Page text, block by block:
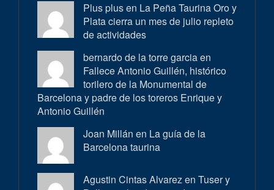
Plus plus en La Peña Taurina Oro y
Plata cierra un mes de julio repleto
de actividades
bernardo de la torre garcia en
Fallece Antonio Guillén, histórico
torilero de la Monumental de
Barcelona y padre de los toreros Enrique y
Antonio Guillén
Joan Millán en La guía de la
Barcelona taurina
Agustin Cintas Alvarez en Tuser y